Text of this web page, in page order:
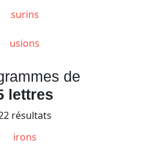
surins
usions
de
lettres
résultats
irons